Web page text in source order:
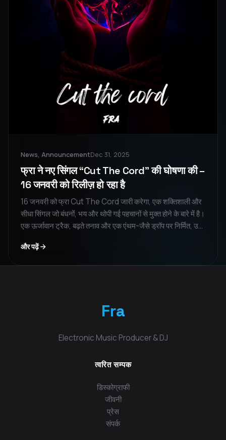
News, AnnouncementDec 31, 2025
फ्रा ने नए सिंगल “Cut The Cord” की घोषणा की –
16 जनवरी को रिलीज़ हो रहा है
16 जनवरी को फ्रा Cut The Cord जारी करेगा, एक शक्तिशाली और
सीधा सिंगल जो बंधनों, भय और थोपी गई पहचानों से मुक्त होने के बारे में है।
एक ऊर्जावान ट्रैक, बढ़ते तनाव और एक एंथम-जैसे ड्रॉप पर निर्मित, उन
हैं।
और पढ़ें
Fra
Electronic Music Producer & DJ
त्वरित सम्पक
डिस्कोग्राफी
जीवनी
प्रेस
संपर्क